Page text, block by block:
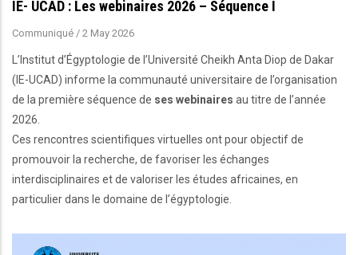
IE- UCAD : Les webinaires 2026 – Séquence I
Communiqué / 2 May 2026
L’Institut d’Égyptologie de l’Université Cheikh Anta Diop de Dakar
(IE-UCAD) informe la communauté universitaire de l’organisation
de la première séquence de ses webinaires au titre de l’année
2026.
Ces rencontres scientifiques virtuelles ont pour objectif de
promouvoir la recherche, de favoriser les échanges
interdisciplinaires et de valoriser les études africaines, en
particulier dans le domaine de l’égyptologie.